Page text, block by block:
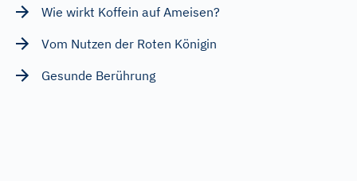
Wie wirkt Koffein auf Ameisen?
Vom Nutzen der Roten Königin
Gesunde Berührung